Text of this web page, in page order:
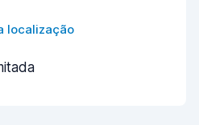
localização